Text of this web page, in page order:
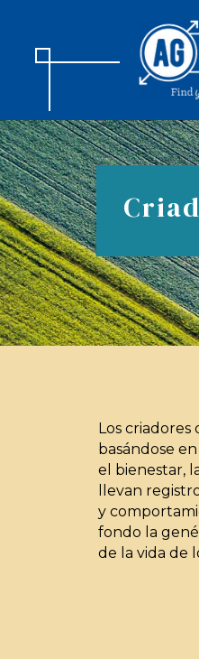
Los criadores
basándose
el bienestar,
llevan
y
fondo la
de la vida de